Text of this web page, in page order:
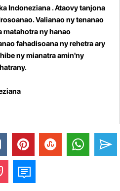
Indoneziana . Ataovy tanjona
Valianao ny tenanao
matahotra ny hanao
fahadisoana ny rehetra ary
ny mianatra amin'ny